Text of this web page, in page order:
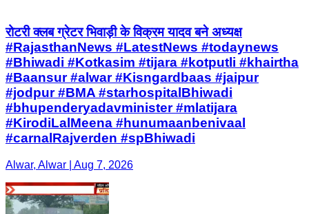
रोटरी क्लब ग्रेटर भिवाड़ी के विक्रम यादव बने अध्यक्ष
#RajasthanNews #LatestNews #todaynews
#Bhiwadi #Kotkasim #tijara #kotputli #khairtha
#Baansur #alwar #Kisngardbaas #jaipur
#jodpur #BMA #starhospitalBhiwadi
#bhupenderyadavminister #mlatijara
#KirodiLalMeena #hunumaanbenivaal
#carnalRajverden #spBhiwadi
Alwar, Alwar | Aug 7, 2026